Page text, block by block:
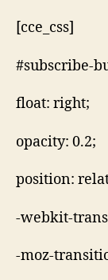
[cce_css]
#subscribe-
float: right;
opacity: 0.2;
position:
-webkit-
-moz-